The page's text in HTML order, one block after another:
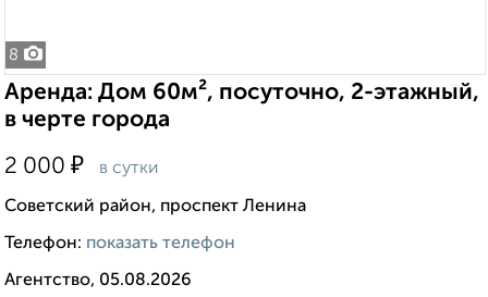
8
Аренда: Дом 60м², посуточно, 2-этажный,
в черте города
2 000 ₽ в сутки
Советский район, проспект Ленина
Телефон: показать телефон
Агентство, 05.08.2026